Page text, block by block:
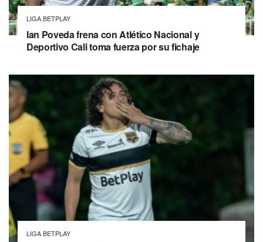
LIGA BETPLAY
Ian Poveda frena con Atlético Nacional y
Deportivo Cali toma fuerza por su fichaje
LIGA BETPLAY